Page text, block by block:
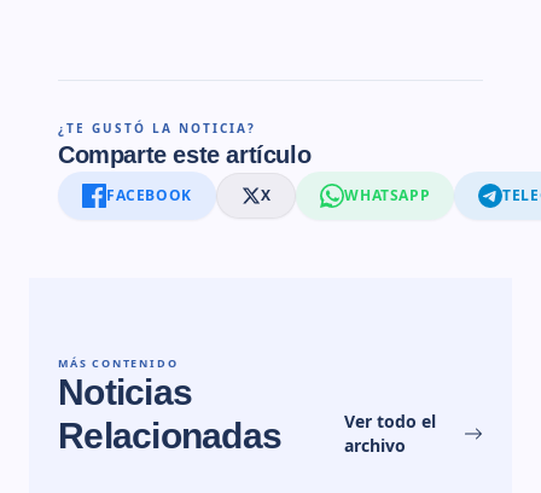
¿TE GUSTÓ LA NOTICIA?
Comparte este artículo
FACEBOOK X WHATSAPP
MÁS CONTENIDO
Noticias
Relacionadas
Ver todo el
archivo